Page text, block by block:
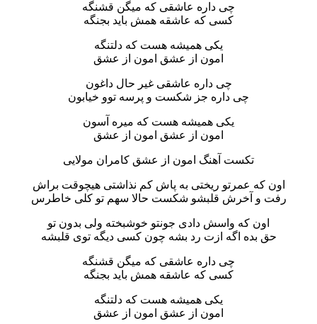
چی داره عاشقی که میگن قشنگه
کسی که عاشقه همش باید بجنگه
یکی همیشه هست که دلتنگه
امون از عشق امون از عشق
چی داره عاشقی غیر حال داغون
چی داره جز شکست و پرسه توو خیابون
یکی همیشه هست که میره آسون
امون از عشق امون از عشق
تکست آهنگ امون از عشق کامران مولایی
اون که عمرتو ریختی به پاش کم نذاشتی هیچوقت براش
رفت و آخرش قلبشو شکست حالا سهم تو کلی خاطرس
اون که واسش دادی جونتو خوشبخته ولی بدون تو
حق بده اگه ازت رد بشه چون کسی دیگه توی قلبشه
چی داره عاشقی که میگن قشنگه
کسی که عاشقه همش باید بجنگه
یکی همیشه هست که دلتنگه
امون از عشق امون از عشق